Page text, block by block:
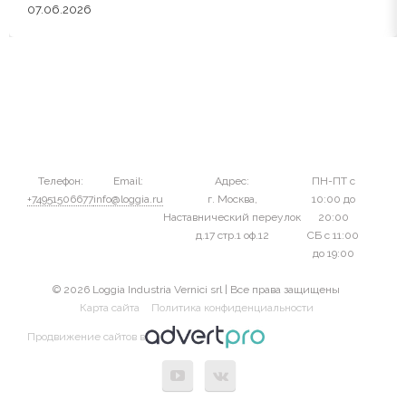
07.06.2026
Телефон:
+74951506677
Email:
info@loggia.ru
Адрес:
г. Москва,
Наставнический переулок
д.17 стр.1 оф.12
ПН-ПТ с
10:00 до
20:00
СБ с 11:00
до 19:00
© 2026 Loggia Industria Vernici srl | Все права защищены
Карта сайта
Политика конфиденциальности
Продвижение сайтов в